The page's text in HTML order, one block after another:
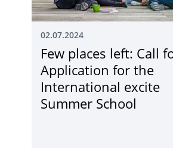
02.07.2024
Few places left: Call
Application for the
International excite
Summer School